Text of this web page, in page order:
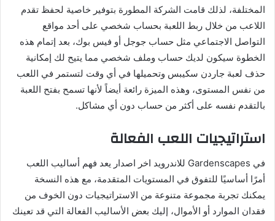
المختلفة، لذلك قامت الشركة المطورة بتوفير خاصية لحفظ تقدم
اللاعب من خلال ربط اللعبة بحساب شخصي على أحد مواقع
التواصل الاجتماعي مثل حساب جوجل أو فيس بوك، بعد إتمام هذه
الخطوة سيكون لديك حساب وملف شخصي مما يتيح لك إمكانية
حذف لعبة جاردن سكيبس وتحميلها في أي وقت لتستمر في اللعب
من نفس المستوى، وهذه الميزة رائعة أيضاً لأنها تسمح بفتح اللعبة
بالتقدم نفسه على أكثر من حساب دون أي مشاكل.
استراتيجيات اللعب الفعالة
في Gardenscapes للاندرويد اخر اصدار يعد فهم أساليب اللعب
أمرًا أساسيًا للتفوق في المستويات المتقدمة، مع هذه النسخة
يمكنك تجربة مجموعة متنوعة من الاستراتيجيات دون الخوف من
فقدان الموارد أو الأموال، إليك بعض الأساليب الفعالة التي قد تعينك